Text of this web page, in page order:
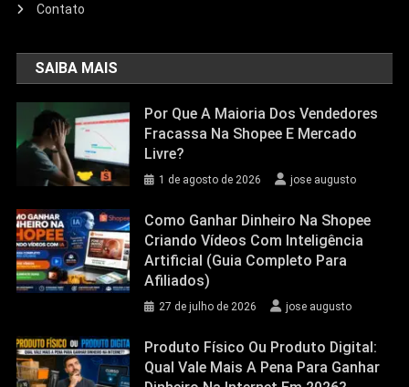
Contato
SAIBA MAIS
Por Que A Maioria Dos Vendedores
Fracassa Na Shopee E Mercado
Livre?
1 de agosto de 2026 jose augusto
Como Ganhar Dinheiro Na Shopee
Criando Vídeos Com Inteligência
Artificial (Guia Completo Para
Afiliados)
27 de julho de 2026 jose augusto
Produto Físico Ou Produto Digital:
Qual Vale Mais A Pena Para Ganhar